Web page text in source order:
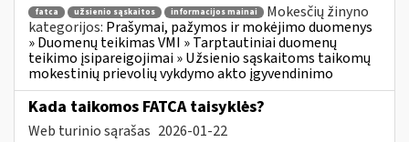
fatca užsienio sąskaitos informacijos mainai
Mokesčių žinyno
kategorijos: Prašymai, pažymos ir mokėjimo duomenys
» Duomenų teikimas VMI » Tarptautiniai duomenų
teikimo įsipareigojimai » Užsienio sąskaitoms taikomų
mokestinių prievolių vykdymo akto įgyvendinimo
Kada taikomos FATCA taisyklės?
Web turinio sąrašas 2026-01-22